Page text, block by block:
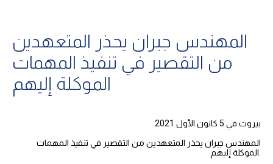
المهندس جبران يحذر المتعهدين
من التقصير في تنفيذ المهمات
الموكلة إليهم
بيروت في 5 كانون الأول 2021
المهندس جبران يحذر المتعهدين من التقصير في تنفيذ المهمات
الموكلة إليهم: